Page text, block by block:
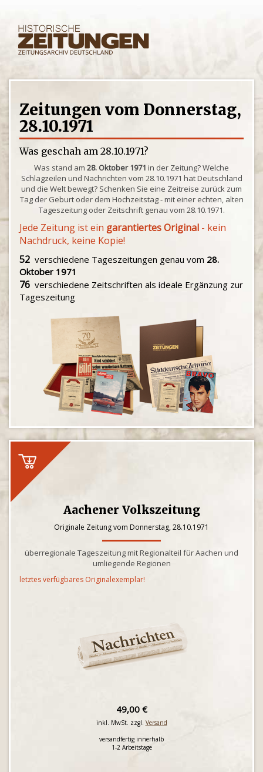
Zeitungen vom Donnerstag,
28.10.1971
Was geschah am 28.10.1971?
Was stand am 28. Oktober 1971 in der Zeitung? Welche
Schlagzeilen und Nachrichten vom 28.10.1971 hat Deutschland
und die Welt bewegt? Schenken Sie eine Zeitreise zurück zum
Tag der Geburt oder dem Hochzeitstag - mit einer echten, alten
Tageszeitung oder Zeitschrift genau vom 28.10.1971.
Jede Zeitung ist ein garantiertes Original - kein
Nachdruck, keine Kopie!
52 verschiedene Tageszeitungen genau vom 28.
Oktober 1971
76 verschiedene Zeitschriften als ideale Ergänzung zur
Tageszeitung
Aachener Volkszeitung
Originale Zeitung vom Donnerstag, 28.10.1971
überregionale Tageszeitung mit Regionalteil für Aachen und
umliegende Regionen
letztes verfügbares Originalexemplar!
49,00 €
inkl. MwSt. zzgl. Versand
versandfertig innerhalb
1-2 Arbeitstage